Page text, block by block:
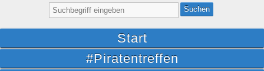
Suche
nach:
Start
#Piratentreffen